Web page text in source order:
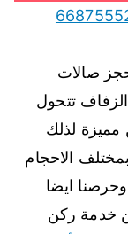
وقاعات في صباح السالم 66875552
صالات
تتحول
مميزة لذلك
الاحجام
ايضا
خدمة ركن